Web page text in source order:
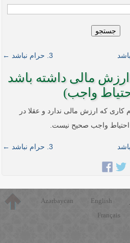
جستجو
3. حرام نباشد ←
ارزش مالی داشته باشد
واجب)
انجام کاری که ارزش مالی ندارد و عقلا در
احتیاط واجب صحیح نیست.
3. حرام نباشد ←
English
Azərbaycan
Français